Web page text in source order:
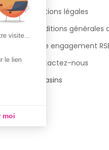
Mentions légales
Conditions générales
Notre engagement
Contactez-nous
Magasins
visite...
le lien
moi